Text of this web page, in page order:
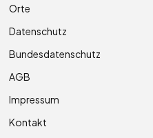
Orte
Datenschutz
Bundesdatenschutz
AGB
Impressum
Kontakt